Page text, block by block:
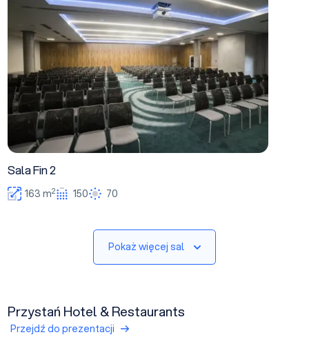
Sala Fin 2
163 m2 150 70
Pokaż więcej sal
Przystań Hotel & Restaurants
Przejdź do prezentacji